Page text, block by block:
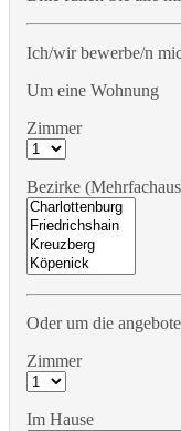
Ich/wir bewerbe/n
Um eine Wohnung
Zimmer
Bezirke
Oder um die
Zimmer
Im Hause